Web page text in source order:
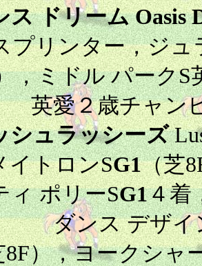
ス ドリーム Oasis
プリンター，ジュ
，ミドル パークS
チャンピオ
シュラッシーズ
イトロンSG1（芝
ィ ポリーSG1４着
デザイ
8F），ヨークシャ